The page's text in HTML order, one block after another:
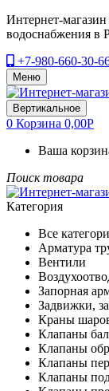
Интернет-
водоснабжения в
+7-980-660-30-
Меню
Вертикальное
0 Корзина 0,00Р
Ваша
Поиск товара
Категория
Все
Арматура
Вентили
Запорная
Задвижки,
Краны
Клапаны
Клапаны
Клапаны
Клапаны